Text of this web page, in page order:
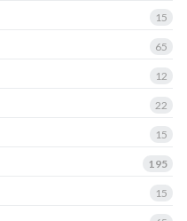
15
65
12
22
15
195
15